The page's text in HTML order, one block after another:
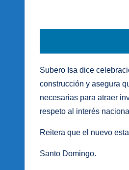
Subero Isa dice
construcción y asegura
necesarias para atraer
respeto al interés nacional
Reitera que el nuevo
Santo Domingo.